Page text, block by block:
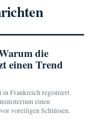
die
einen Trend
in Frankreich registriert.
einen
voreiligen Schlüssen.